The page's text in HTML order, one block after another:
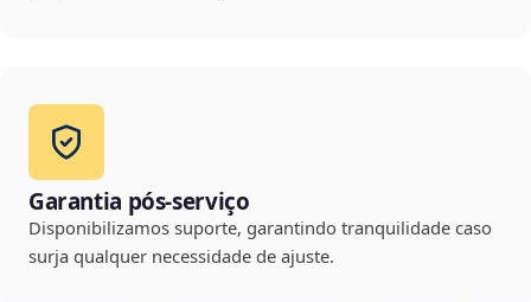
Garantia pós-serviço
Disponibilizamos suporte, garantindo tranquilidade caso
surja qualquer necessidade de ajuste.